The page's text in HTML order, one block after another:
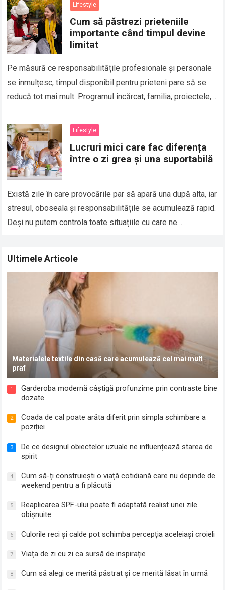
Lifestyle
Cum să păstrezi prieteniile
importante când timpul devine
limitat
Pe măsură ce responsabilitățile profesionale și personale
se înmulțesc, timpul disponibil pentru prieteni pare să se
reducă tot mai mult. Programul încărcat, familia, proiectele,
Lifestyle
Lucruri mici care fac diferența
între o zi grea și una suportabilă
Există zile în care provocările par să apară una după alta, iar
stresul, oboseala și responsabilitățile se acumulează rapid.
Deși nu putem controla toate situațiile cu care ne
Ultimele Articole
Materialele textile din casă care acumulează cel mai mult
praf
1
Garderoba modernă câștigă profunzime prin contraste bine
dozate
2
Coada de cal poate arăta diferit prin simpla schimbare a
poziției
3
De ce designul obiectelor uzuale ne influențează starea de
spirit
4
Cum să-ți construiești o viață cotidiană care nu depinde de
weekend pentru a fi plăcută
5
Reaplicarea SPF-ului poate fi adaptată realist unei zile
obișnuite
6 Culorile reci și calde pot schimba percepția aceleiași croieli
7 Viața de zi cu zi ca sursă de inspirație
8 Cum să alegi ce merită păstrat și ce merită lăsat în urmă